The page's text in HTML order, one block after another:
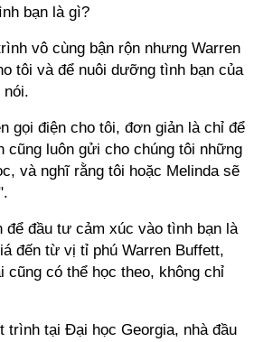
bạn là gì?
vô cùng bận rộn nhưng Warren
tôi và để nuôi dưỡng tình bạn của
nói.
gọi điện cho tôi, đơn giản là chỉ để
cũng luôn gửi cho chúng tôi những
và nghĩ rằng tôi hoặc Melinda sẽ
để đầu tư cảm xúc vào tình bạn là
đến từ vị tỉ phú Warren Buffett,
cũng có thể học theo, không chỉ
trình tại Đại học Georgia, nhà đầu